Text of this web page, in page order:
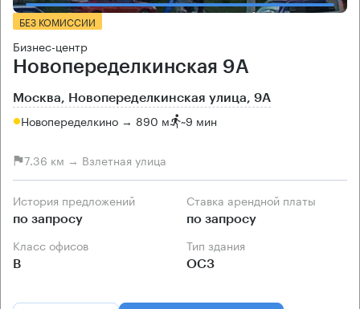
БЕЗ КОМИССИИ
Бизнес-центр
Новопеределкинская 9А
Москва, Новопеределкинская улица, 9А
Новопеределкино → 890 м ~9 мин
7.36 км → Взлетная улица
История предложений
по запросу
Ставка арендной платы
по запросу
Класс офисов
B
Тип здания
ОСЗ